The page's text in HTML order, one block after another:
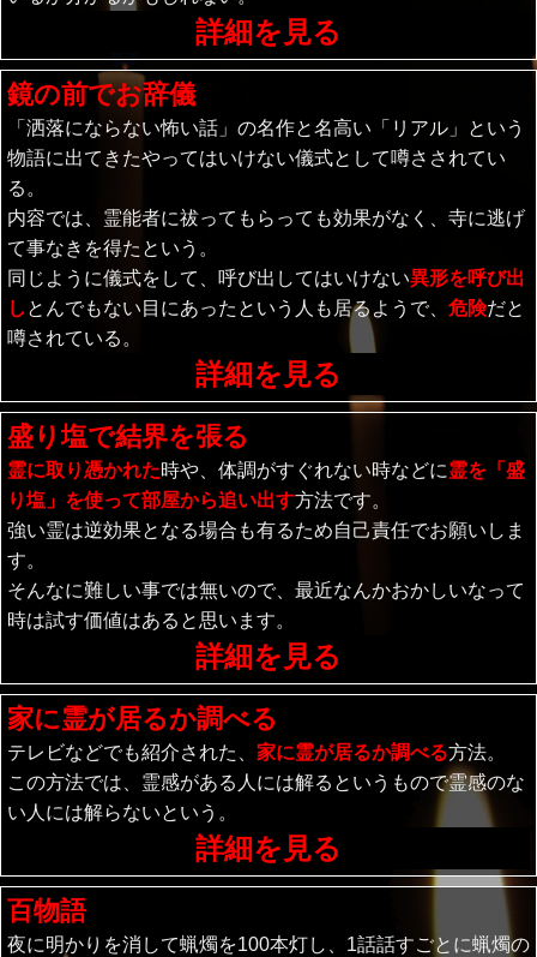
詳細を見る
鏡の前でお辞儀
「洒落にならない怖い話」の名作と名高い「リアル」という
物語に出てきたやってはいけない儀式として噂さされてい
る。
内容では、霊能者に祓ってもらっても効果がなく、寺に逃げ
て事なきを得たという。
同じように儀式をして、呼び出してはいけない異形を呼び出
し とんでもない目にあったという人も居るようで、 危険だと
噂されている。
詳細を見る
盛り塩で結界を張る
霊に取り憑かれた時や、体調がすぐれない時などに霊を「盛
り塩」を使って部屋から追い出す方法です。
強い霊は逆効果となる場合も有るため自己責任でお願いしま
す。
そんなに難しい事では無いので、最近なんかおかしいなって
時は試す価値はあると思います。
詳細を見る
家に霊が居るか調べる
テレビなどでも紹介された、 家に霊が居るか調べる方法。
この方法では、霊感がある人には解るというもので霊感のな
い人には解らないという。
詳細を見る
百物語
夜に明かりを消して蝋燭を100本灯し、1話話すごとに蝋燭の